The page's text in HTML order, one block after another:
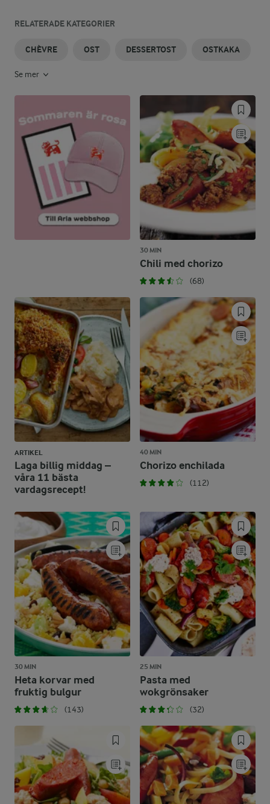
RELATERADE KATEGORIER
CHÈVRE OST DESSERTOST OSTKAKA
Se mer
30 MIN
Chili med chorizo
(68)
ARTIKEL
Laga billig middag –
våra 11 bästa
vardagsrecept!
40 MIN
Chorizo enchilada
(112)
30 MIN
Heta korvar med
fruktig bulgur
(143)
25 MIN
Pasta med
wokgrönsaker
(32)